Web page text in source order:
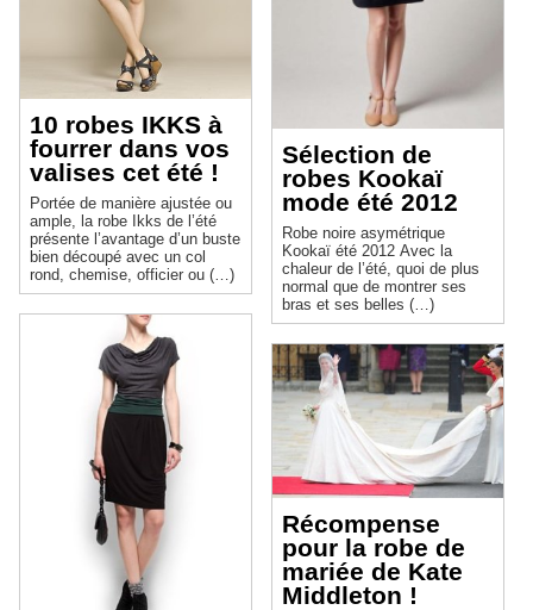
10 robes IKKS à
fourrer dans vos
valises cet été !
Portée de manière ajustée ou
ample, la robe Ikks de l’été
présente l’avantage d’un buste
bien découpé avec un col
rond, chemise, officier ou (…)
Sélection de
robes Kookaï
mode été 2012
Robe noire asymétrique
Kookaï été 2012 Avec la
chaleur de l’été, quoi de plus
normal que de montrer ses
bras et ses belles (…)
Récompense
pour la robe de
mariée de Kate
Middleton !